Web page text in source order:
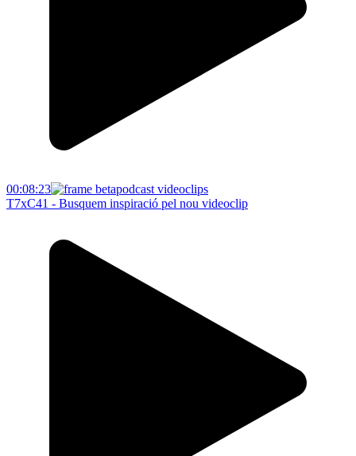
00:08:23
T7xC41 - Busquem inspiració pel nou videoclip